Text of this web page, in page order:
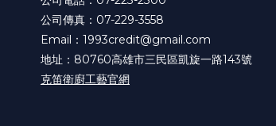
公司傳真：07-229-3558
Email：1993credit@gmail.com
地址：80760高雄市三民區凱旋一路143號
克笛衛廚工藝官網